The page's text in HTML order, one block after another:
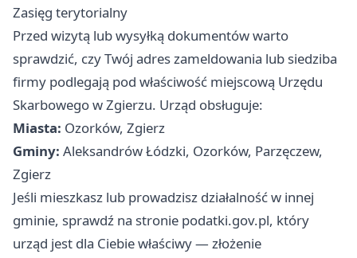
Zasięg terytorialny
Przed wizytą lub wysyłką dokumentów warto
sprawdzić, czy Twój adres zameldowania lub siedziba
firmy podlegają pod właściwość miejscową Urzędu
Skarbowego w Zgierzu. Urząd obsługuje:
Miasta: Ozorków, Zgierz
Gminy: Aleksandrów Łódzki, Ozorków, Parzęczew,
Zgierz
Jeśli mieszkasz lub prowadzisz działalność w innej
gminie, sprawdź na stronie podatki.gov.pl, który
urząd jest dla Ciebie właściwy — złożenie